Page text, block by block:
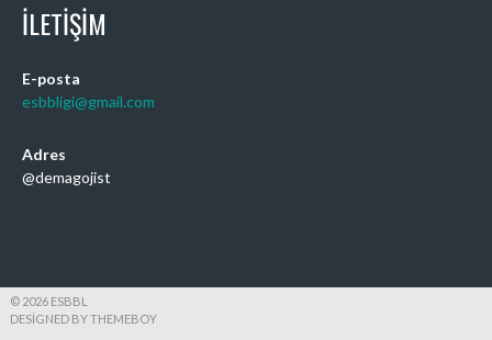
İLETIŞIM
E-posta
esbbligi@gmail.com
Adres
@demagojist
© 2026 ESBBL
DESIGNED BY THEMEBOY